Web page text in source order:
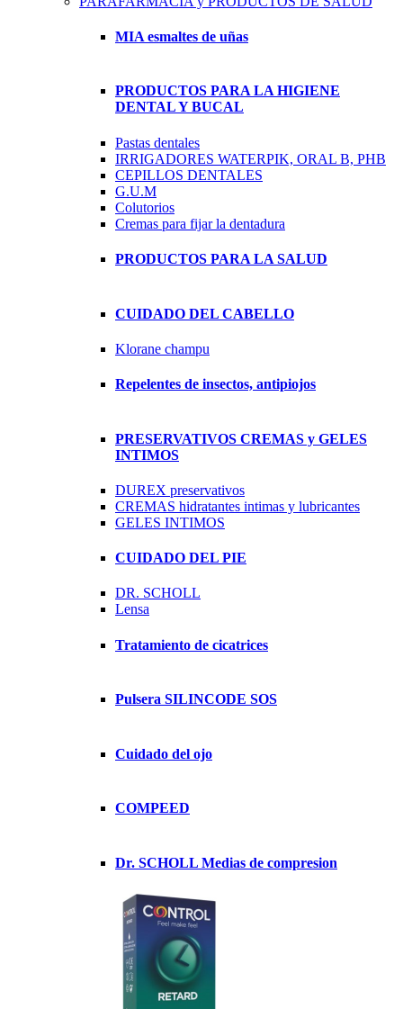
MIA esmaltes de uñas
PRODUCTOS PARA LA HIGIENE
DENTAL Y BUCAL
Pastas dentales
IRRIGADORES WATERPIK, ORAL B, PHB
CEPILLOS DENTALES
G.U.M
Colutorios
Cremas para fijar la dentadura
PRODUCTOS PARA LA SALUD
CUIDADO DEL CABELLO
Klorane champu
Repelentes de insectos, antipiojos
PRESERVATIVOS CREMAS y GELES
INTIMOS
DUREX preservativos
CREMAS hidratantes intimas y lubricantes
GELES INTIMOS
CUIDADO DEL PIE
DR. SCHOLL
Lensa
Tratamiento de cicatrices
Pulsera SILINCODE SOS
Cuidado del ojo
COMPEED
Dr. SCHOLL Medias de compresion